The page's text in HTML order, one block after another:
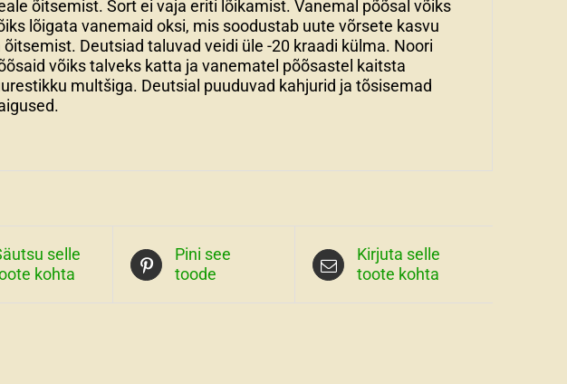
õitsemist. Sort ei vaja eriti lõikamist. Vanemal põõsal võiks
lõigata vanemaid oksi, mis soodustab uute võrsete kasvu
õitsemist. Deutsiad taluvad veidi üle -20 kraadi külma. Noori
võiks talveks katta ja vanematel põõsastel kaitsta
multšiga. Deutsial puuduvad kahjurid ja tõsisemad
selle
kohta
Pini see
toode
Kirjuta selle
toote kohta